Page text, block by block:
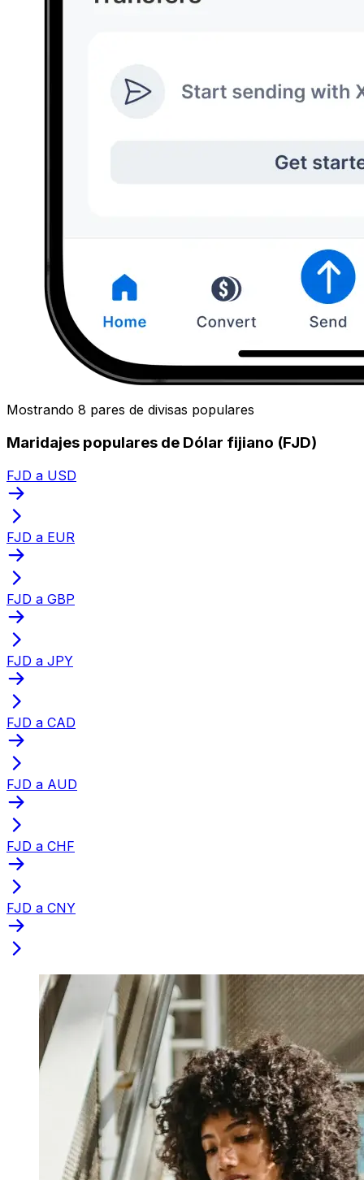
Mostrando 8 pares de divisas populares
Maridajes populares de Dólar fijiano (FJD)
FJD a USD
FJD a EUR
FJD a GBP
FJD a JPY
FJD a CAD
FJD a AUD
FJD a CHF
FJD a CNY